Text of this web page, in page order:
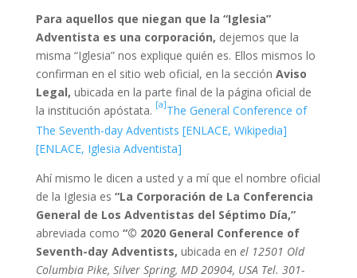
Para aquellos que niegan que la “Iglesia”
Adventista es una corporación, dejemos que la
misma “Iglesia” nos explique quién es. Ellos mismos lo
confirman en el sitio web oficial, en la sección Aviso
Legal, ubicada en la parte final de la página oficial de
la institución apóstata. [a]The General Conference of
The Seventh-day Adventists [ENLACE, Wikipedia]
[ENLACE, Iglesia Adventista]
Ahí mismo le dicen a usted y a mí que el nombre oficial
de la Iglesia es “La Corporación de La Conferencia
General de Los Adventistas del Séptimo Día,”
abreviada como “© 2020 General Conference of
Seventh-day Adventists, ubicada en el 12501 Old
Columbia Pike, Silver Spring, MD 20904, USA Tel. 301-